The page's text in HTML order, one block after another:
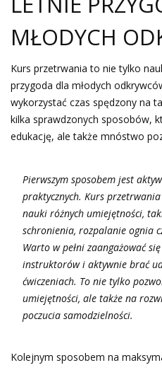
MŁODYCH
Kurs przetrwania to nie tylko
przygoda dla młodych
wykorzystać czas spędzony na
kilka sprawdzonych sposobów,
edukację, ale także mnóstwo
Pierwszym sposobem jest
praktycznych. Kurs
nauki różnych umiejętności,
schronienia, rozpalanie ognia
Warto w pełni zaangażować
instruktorów i aktywnie brać
ćwiczeniach. To nie tylko
umiejętności, ale także na
poczucia samodzielności.
Kolejnym sposobem na